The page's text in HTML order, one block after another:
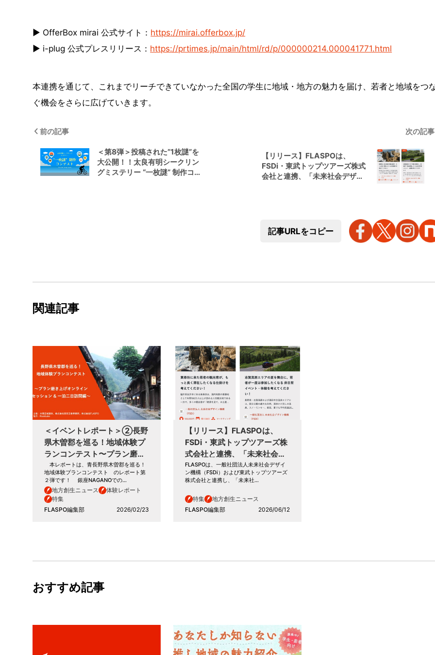
▶ OfferBox mirai 公式サイト： https://mirai.offerbox.jp/
▶ i-plug 公式プレスリリース： https://prtimes.jp/main/html/rd/p/000000214.000041771.html
本連携を通じて、これまでリーチできていなかった全国の学生に地域・地方の魅力を届け、若者と地域をつ
ぐ機会をさらに広げていきます。
前の記事
＜第8弾＞投稿された”1枚謎”を
大公開！！太良有明シークリン
グミステリー “一枚謎” 制作コン
次の記
【リリース】FLASPOは、
FSDi・東武トップツアーズ株式
会社と連携、「未来社会デザイ
記事URLをコピー
関連記事
＜イベントレポート＞②長野
県木曽郡を巡る！地域体験プ
ランコンテスト〜プラン磨き
上げオンラインセッション &
一泊二日訪問編〜
本レポートは、青長野県木曽郡を巡る！
地域体験プランコンテスト のレポート第
２弾です！ 銀座NAGANOでの…
地方創生ニュース
体験レポート
特集
FLASPO編集部
2026/02/23
【リリース】FLASPOは、
FSDi・東武トップツアーズ株
式会社と連携、「未来社会デ
ザインコンテスト2026」を
開催
FLASPOは、一般社団法人未来社会デザイ
ン機構（FSDi）および東武トップツアーズ
株式会社と連携し、「未来社…
特集
地方創生ニュース
FLASPO編集部
2026/06/12
おすすめ記事